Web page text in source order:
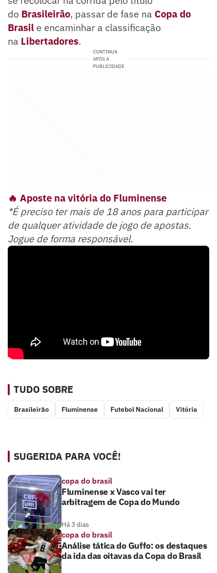
do Brasileirão, passar de fase na Copa do
Brasil e encaminhar a classificação
na Libertadores.
CONTINUA
APÓS A
PUBLICIDADE
🔥 Aposte na vitória do Fluminense
*É preciso ter mais de 18 anos para participar
de qualquer atividade de jogo de apostas.
Jogue de forma responsável.
TUDO SOBRE
Brasileirão Fluminense Futebol Nacional Vitória
SUGERIDA PARA VOCÊ!
copa do brasil
Fluminense x Vasco vai ter
arbitragem de Copa do Mundo
Há 3 dias
copa do brasil
Análise tática do Guffo: os destaques
da ida das oitavas da Copa do Brasil